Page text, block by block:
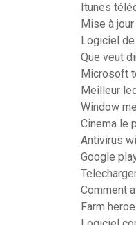
Itunes
Mise à
Logiciel
Que veut
Microsoft
Meilleur
Window
Cinema le
Antivirus
Google
Comment
Farm